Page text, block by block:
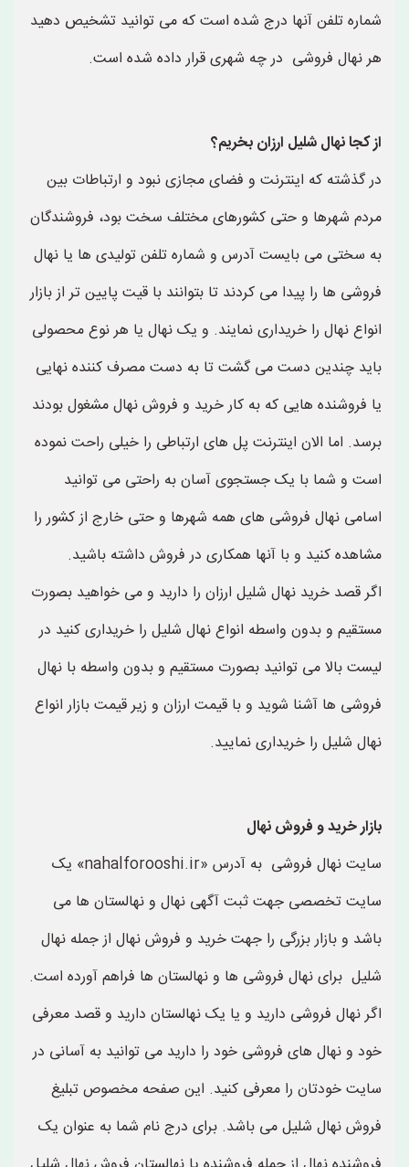
شماره تلفن آنها درج شده است که می توانید تشخیص دهید
هر نهال فروشی در چه شهری قرار داده شده است.
از کجا نهال شلیل ارزان بخریم؟
در گذشته که اینترنت و فضای مجازی نبود و ارتباطات بین
مردم شهرها و حتی کشورهای مختلف سخت بود، فروشندگان
به سختی می بایست آدرس و شماره تلفن تولیدی ها یا نهال
فروشی ها را پیدا می کردند تا بتوانند با قیت پایین تر از بازار
انواع نهال را خریداری نمایند. و یک نهال یا هر نوع محصولی
باید چندین دست می گشت تا به دست مصرف کننده نهایی
یا فروشنده هایی که به کار خرید و فروش نهال مشغول بودند
برسد. اما الان اینترنت پل های ارتباطی را خیلی راحت نموده
است و شما با یک جستجوی آسان به راحتی می توانید
اسامی نهال فروشی های همه شهرها و حتی خارج از کشور را
مشاهده کنید و با آنها همکاری در فروش داشته باشید.
اگر قصد خرید نهال شلیل ارزان را دارید و می خواهید بصورت
مستقیم و بدون واسطه انواع نهال شلیل را خریداری کنید در
لیست بالا می توانید بصورت مستقیم و بدون واسطه با نهال
فروشی ها آشنا شوید و با قیمت ارزان و زیر قیمت بازار انواع
نهال شلیل را خریداری نمایید.
بازار خرید و فروش نهال
سایت نهال فروشی به آدرس «nahalforooshi.ir» یک
سایت تخصصی جهت ثبت آگهی نهال و نهالستان ها می
باشد و بازار بزرگی را جهت خرید و فروش نهال از جمله نهال
شلیل برای نهال فروشی ها و نهالستان ها فراهم آورده است.
اگر نهال فروشی دارید و یا یک نهالستان دارید و قصد معرفی
خود و نهال های فروشی خود را دارید می توانید به آسانی در
سایت خودتان را معرفی کنید. این صفحه مخصوص تبلیغ
فروش نهال شلیل می باشد. برای درج نام شما به عنوان یک